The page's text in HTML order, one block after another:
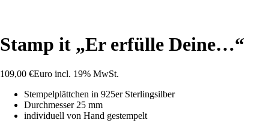
Stamp it „Er erfülle Deine…“
109,00 €Euro incl. 19% MwSt.
Stempelplättchen in 925er Sterlingsilber
Durchmesser 25 mm
individuell von Hand gestempelt